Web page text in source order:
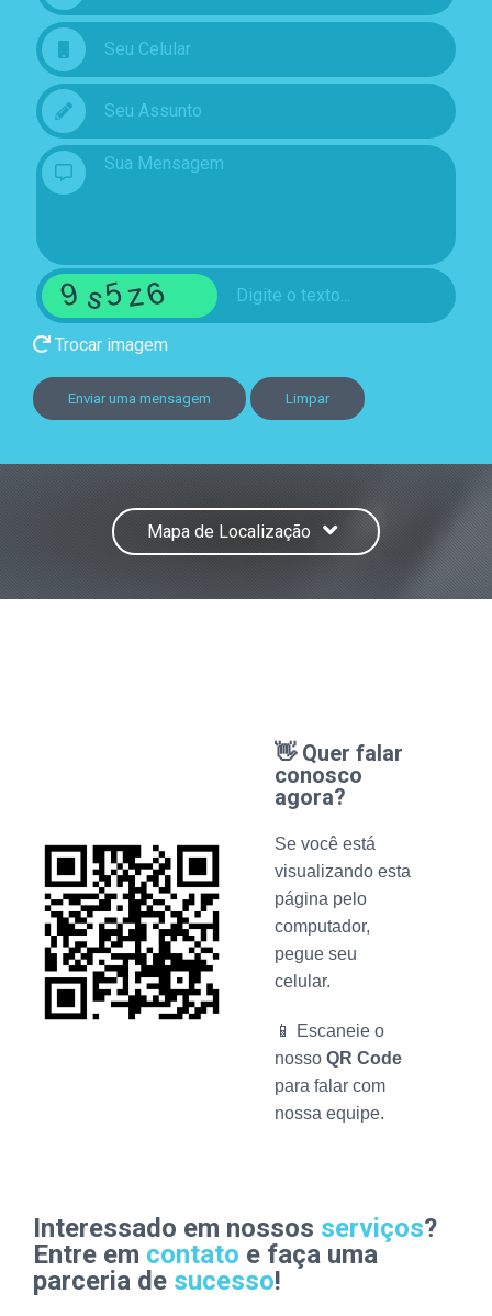
Trocar imagem
Enviar uma mensagem Limpar
Mapa de Localização
👋 Quer falar
conosco
agora?
Se você está
visualizando esta
página pelo
computador,
pegue seu
celular.
📱 Escaneie o
nosso QR Code
para falar com
nossa equipe.
Interessado em nossos serviços?
Entre em contato e faça uma
parceria de sucesso!